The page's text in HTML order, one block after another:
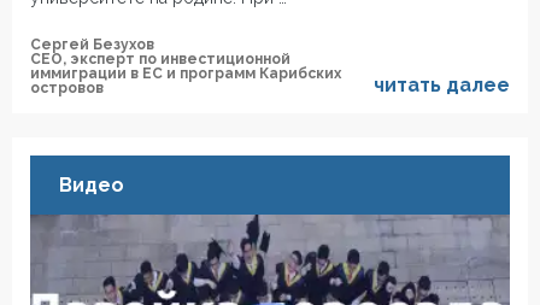
Сергей Безухов
СЕО, эксперт по инвестиционной
иммиграции в ЕС и программ Карибских
островов
читать далее
Видео